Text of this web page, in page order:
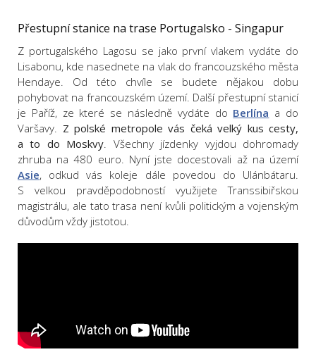
Přestupní stanice na trase Portugalsko - Singapur
Z portugalského Lagosu se jako první vlakem vydáte do
Lisabonu, kde nasednete na vlak do francouzského města
Hendaye. Od této chvíle se budete nějakou dobu
pohybovat na francouzském území. Další přestupní stanicí
je Paříž, ze které se následně vydáte do Berlína a do
Varšavy. Z polské metropole vás čeká velký kus cesty,
a to do Moskvy. Všechny jízdenky vyjdou dohromady
zhruba na 480 euro. Nyní jste docestovali až na území
Asie, odkud vás koleje dále povedou do Ulánbátaru.
S velkou pravděpodobností využijete Transsibiřskou
magistrálu, ale tato trasa není kvůli politickým a vojenským
důvodům vždy jistotou.